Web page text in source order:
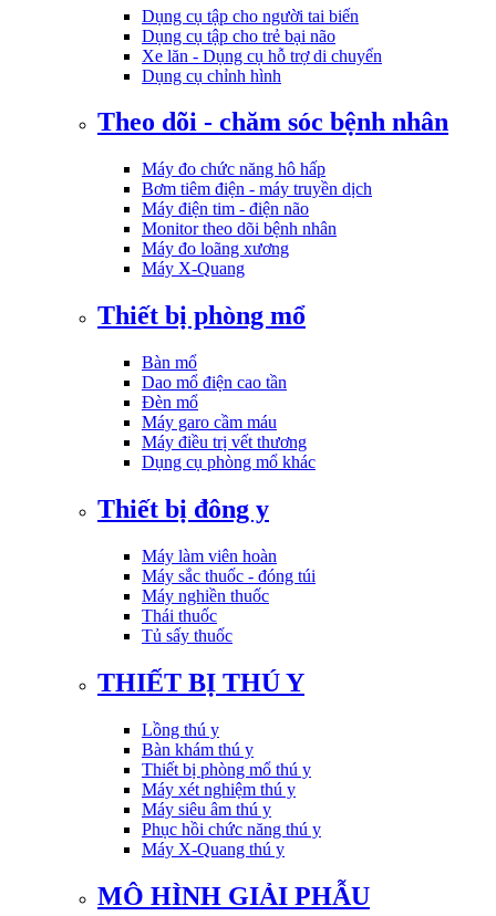
Dụng cụ tập cho người tai biến
Dụng cụ tập cho trẻ bại não
Xe lăn - Dụng cụ hỗ trợ di chuyển
Dụng cụ chỉnh hình
Theo dõi - chăm sóc bệnh nhân
Máy đo chức năng hô hấp
Bơm tiêm điện - máy truyền dịch
Máy điện tim - điện não
Monitor theo dõi bệnh nhân
Máy đo loãng xương
Máy X-Quang
Thiết bị phòng mổ
Bàn mổ
Dao mổ điện cao tần
Đèn mổ
Máy garo cầm máu
Máy điều trị vết thương
Dụng cụ phòng mổ khác
Thiết bị đông y
Máy làm viên hoàn
Máy sắc thuốc - đóng túi
Máy nghiền thuốc
Thái thuốc
Tủ sấy thuốc
THIẾT BỊ THÚ Y
Lồng thú y
Bàn khám thú y
Thiết bị phòng mổ thú y
Máy xét nghiệm thú y
Máy siêu âm thú y
Phục hồi chức năng thú y
Máy X-Quang thú y
MÔ HÌNH GIẢI PHẪU